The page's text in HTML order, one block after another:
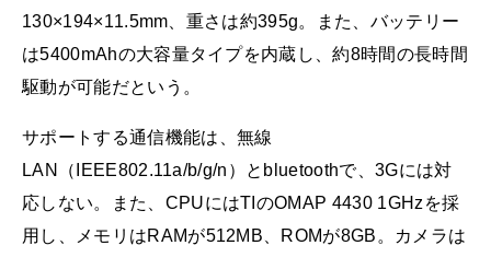
130×194×11.5mm、重さは約395g。また、バッテリー
は5400mAhの大容量タイプを内蔵し、約8時間の長時間
駆動が可能だという。
サポートする通信機能は、無線
LAN（IEEE802.11a/b/g/n）とbluetoothで、3Gには対
応しない。また、CPUにはTIのOMAP 4430 1GHzを採
用し、メモリはRAMが512MB、ROMが8GB。カメラは